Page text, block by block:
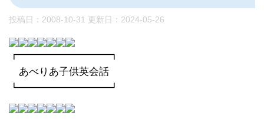
投稿日：2008-10-31 更新日： 2024-05-26
┏━━━━━━━━━┓
あべりあ子供英会話
┗━━━━━━━━━┛